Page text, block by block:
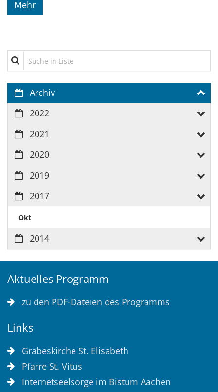
Mehr
Suche in Liste
Archiv
2022
2021
2020
2019
2017
Okt
2014
Aktuelles Programm
zu den PDF-Dateien des Programms
Links
Grabeskirche St. Elisabeth
Pfarre St. Vitus
Internetseelsorge im Bistum Aachen